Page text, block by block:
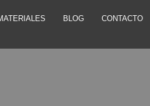
BLOG CONTACTO